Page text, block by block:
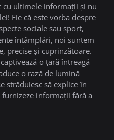
cu ultimele informații și nu
Fie că este vorba despre
sociale sau sport,
întâmplări, noi suntem
precise și cuprinzătoare.
o țară întreagă
o rază de lumină
străduiesc să explice în
informații fără a